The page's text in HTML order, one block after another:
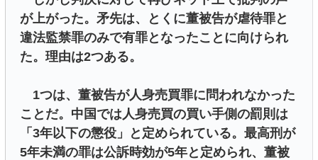
が上がった。矛先は、とくに董被告が虐待罪と
違法監禁罪のみで有罪となったことに向けられ
た。理由は2つある。
1つは、董被告が人身売買罪に問われなかった
ことだ。中国では人身売買の買い手側の罰則は
「3年以下の懲役」と定められている。最高刑が
5年未満の罪は公訴時効が5年と定められ、董被